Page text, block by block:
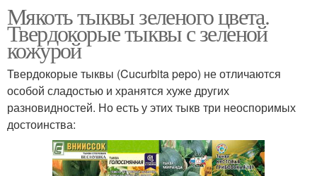
Мякоть тыквы зеленого цвета.
Твердокорые тыквы с зеленой
кожурой
Твердокорые тыквы (Cucurbita pepo) не отличаются
особой сладостью и хранятся хуже других
разновидностей. Но есть у этих тыкв три неоспоримых
достоинства: